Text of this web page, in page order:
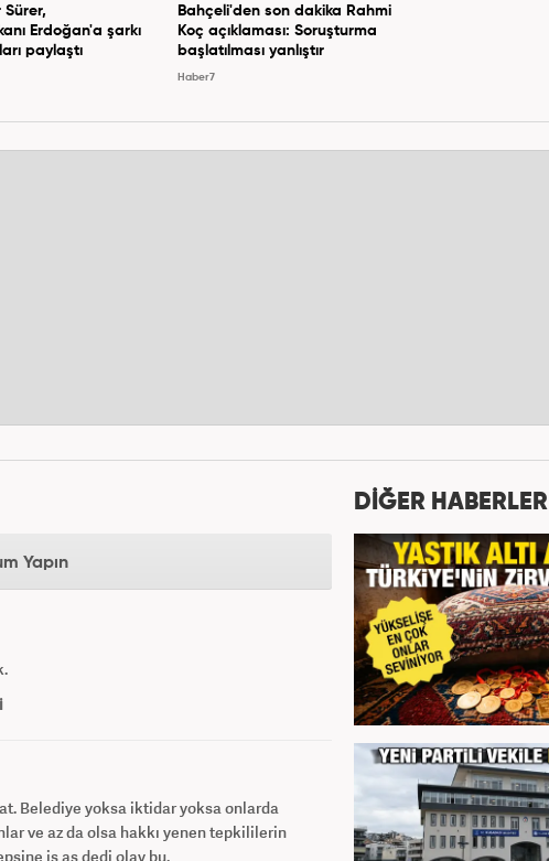
Sürer,
Erdoğan'a şarkı
paylaştı
Bahçeli'den son dakika Rahmi
Koç açıklaması: Soruşturma
başlatılması yanlıştır
Haber7
Yapın
Belediye yoksa iktidar yoksa onlarda
ve az da olsa hakkı yenen tepkililerin
iş aş dedi olay bu.
DİĞER HABERLER